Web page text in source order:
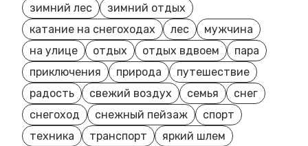
зимний лес
зимний отдых
катание на снегоходах
лес
мужчина
на улице
отдых отдых вдвоем
пара
приключения
природа
путешествие
радость
свежий воздух семья
снег
снегоход
снежный пейзаж
спорт
техника
транспорт яркий шлем